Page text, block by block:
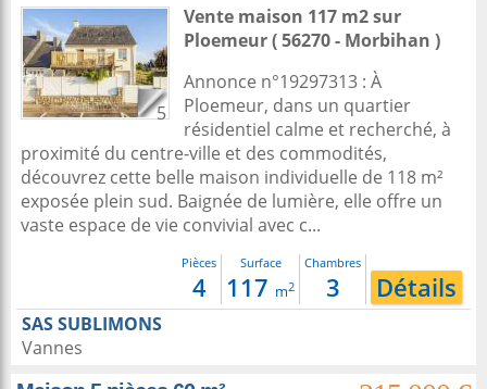
5
Vente maison 117 m2sur
Ploemeur( 56270 - Morbihan )
Annonce n°19297313 : À
Ploemeur, dans un quartier
résidentiel calme et recherché, à
proximité du centre-ville et des commodités,
découvrez cette belle maison individuelle de 118 m²
exposée plein sud. Baignée de lumière, elle offre un
vaste espace de vie convivial avec c...
Pièces
4
Surface
117 m2
Chambres
3 Détails
SAS SUBLIMONS
Vannes